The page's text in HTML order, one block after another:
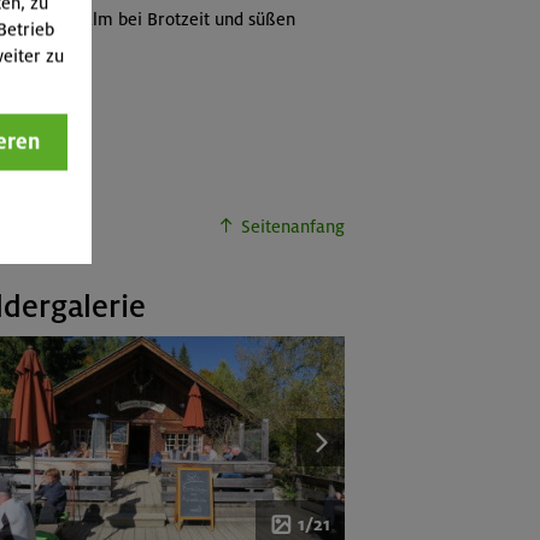
Steinbergalm bei Brotzeit und süßen
Seitenanfang
1/21
zu